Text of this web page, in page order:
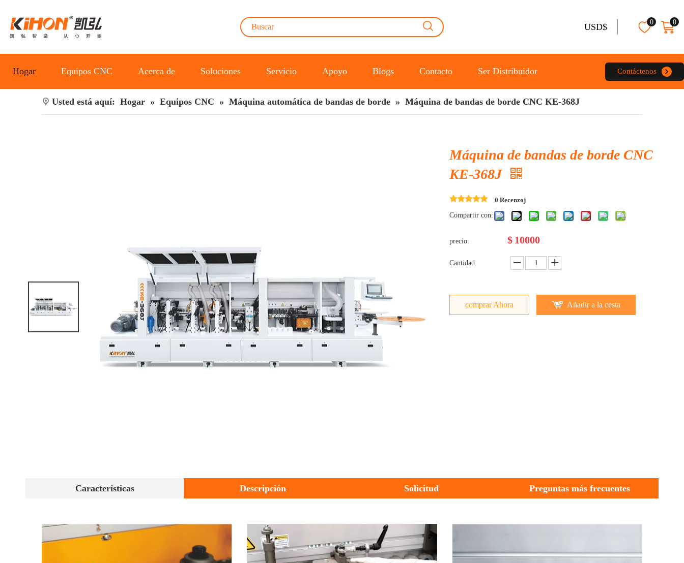
USD$ 0 0
Hogar Equipos CNC Acerca de Soluciones Servicio Apoyo Blogs Contacto Ser Distribuidor Contáctenos
Usted está aquí: Hogar » Equipos CNC » Máquina automática de bandas de borde » Máquina de bandas de borde CNC KE-368J
Máquina de bandas de borde CNC
KE-368J
0 Recenzoj
Compartir con:
precio: $ 10000
Cantidad:
comprar Ahora Añadir a la cesta
Características Descripción Solicitud Preguntas más frecuentes